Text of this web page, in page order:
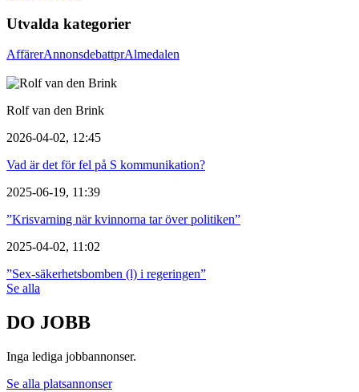
Utvalda kategorier
AffärerAnnonsdebattprAlmedalen
Rolf van den Brink
2026-04-02, 12:45
Vad är det för fel på S kommunikation?
2025-06-19, 11:39
”Krisvarning när kvinnorna tar över politiken”
2025-04-02, 11:02
”Sex-säkerhetsbomben (l) i regeringen”
Se alla
DO JOBB
Inga lediga jobbannonser.
Se alla platsannonser